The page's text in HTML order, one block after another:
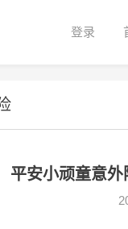
登录
平安小顽童意